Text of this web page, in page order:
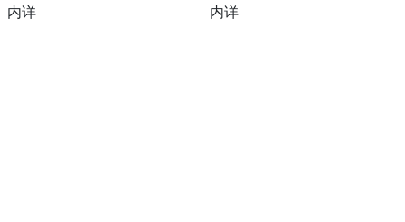
内详
内详